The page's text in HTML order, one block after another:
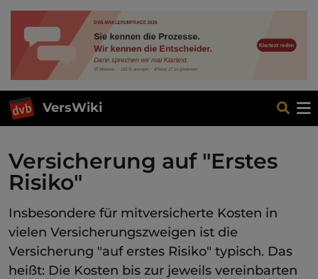
VersWiki
Versicherung auf "Erstes
Risiko"
Insbesondere für mitversicherte Kosten in
vielen Versicherungszweigen ist die
Versicherung "auf erstes Risiko" typisch. Das
heißt: Die Kosten bis zur jeweils vereinbarten